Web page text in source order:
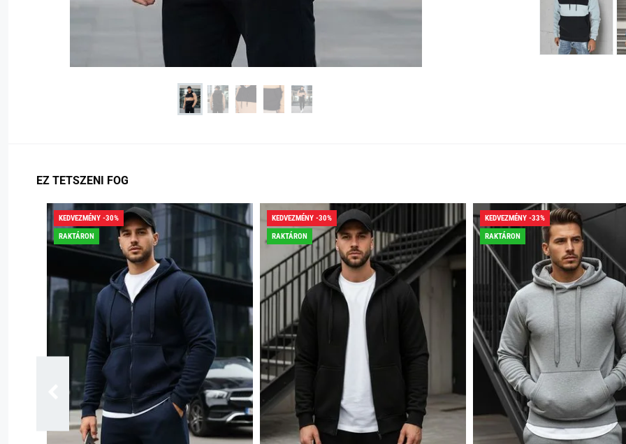
EZ TETSZENI FOG
KEDVEZMÉNY -30%
RAKTÁRON
KEDVEZMÉNY -30%
RAKTÁRON
KEDVEZMÉNY -33%
RAKTÁRON